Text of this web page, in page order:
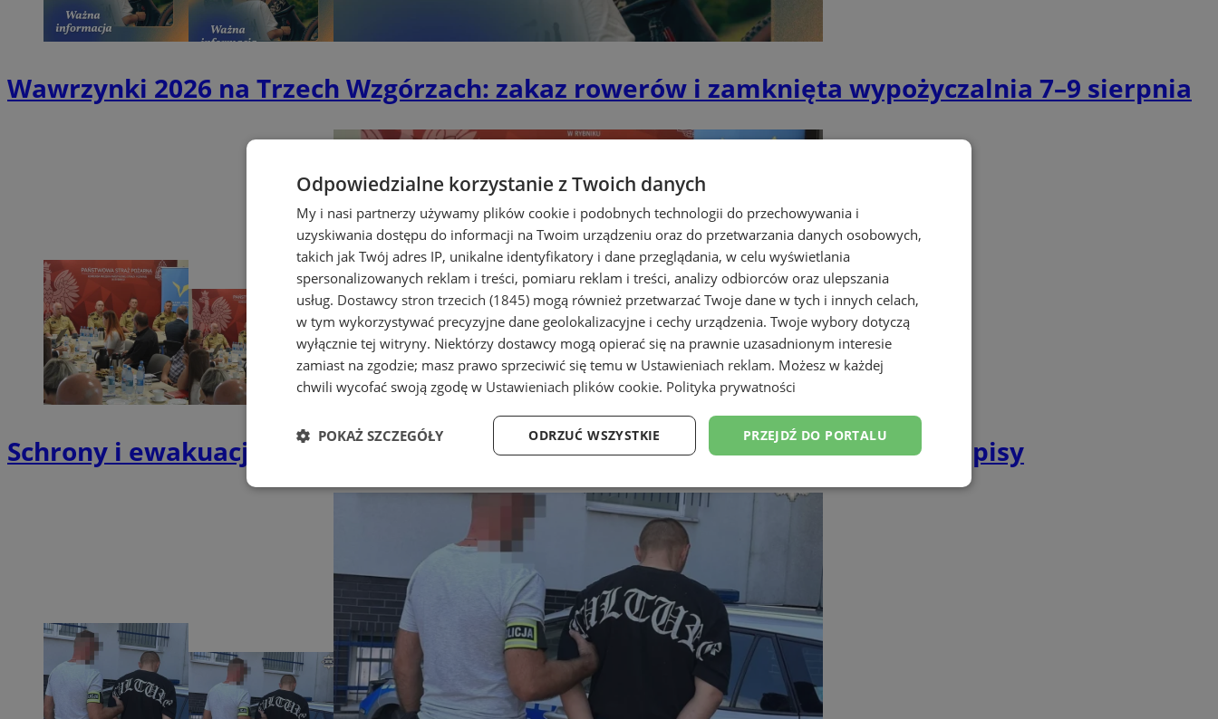
Wawrzynki 2026 na Trzech Wzgórzach: zakaz rowerów i zamknięta wypożyczalnia 7–9 sierpnia
Schrony i ewakuacja w regionie. Strażacy i samorządowcy wdrożą nowe przepisy
Odpowiedzialne korzystanie z Twoich danych
My i nasi partnerzy używamy plików cookie i podobnych technologii do przechowywania i
uzyskiwania dostępu do informacji na Twoim urządzeniu oraz do przetwarzania danych osobowych,
takich jak Twój adres IP, unikalne identyfikatory i dane przeglądania, w celu wyświetlania
spersonalizowanych reklam i treści, pomiaru reklam i treści, analizy odbiorców oraz ulepszania
usług. Dostawcy stron trzecich (1845) mogą również przetwarzać Twoje dane w tych i innych celach,
w tym wykorzystywać precyzyjne dane geolokalizacyjne i cechy urządzenia. Twoje wybory dotyczą
wyłącznie tej witryny. Niektórzy dostawcy mogą opierać się na prawnie uzasadnionym interesie
zamiast na zgodzie; masz prawo sprzeciwić się temu w Ustawieniach reklam. Możesz w każdej
chwili wycofać swoją zgodę w Ustawieniach plików cookie. Polityka prywatności
PRZEJDŹ DO PORTALU
ODRZUĆ WSZYSTKIE
POKAŻ SZCZEGÓŁY
Niezbędne Wydajność Targetowanie Funkcjonalność Niesklasyfikowane
Niezbędne Wydajność Targetowanie Funkcjonalność Niesklasyfikowane
Niezbędne pliki cookie umożliwiają korzystanie z podstawowych funkcji strony internetowej, takich jak logowanie użytkownika i
zarządzanie kontem. Bez niezbędnych plików cookie nie można prawidłowo korzystać ze strony internetowej.
Nazwa Provider/Domena
przechowywania
Opis